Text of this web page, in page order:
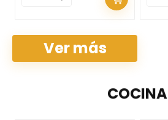
Ver más
COCINA